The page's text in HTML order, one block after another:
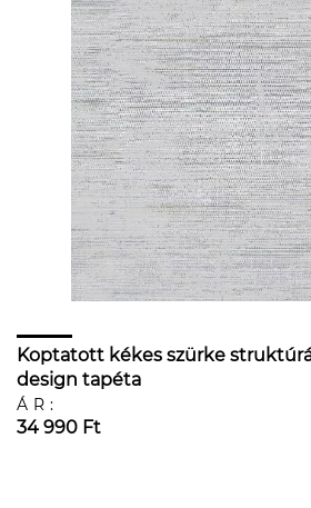
Koptatott kékes szürke
design tapéta
ÁR:
34 990 Ft